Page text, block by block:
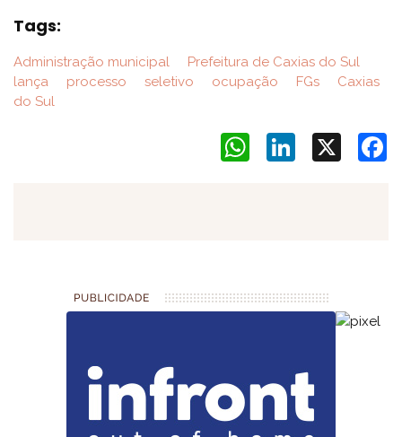
Tags:
Administração municipal
Prefeitura de Caxias do Sul
lança
processo seletivo ocupação FGs
Caxias
do Sul
LinkedIn
WhatsApp